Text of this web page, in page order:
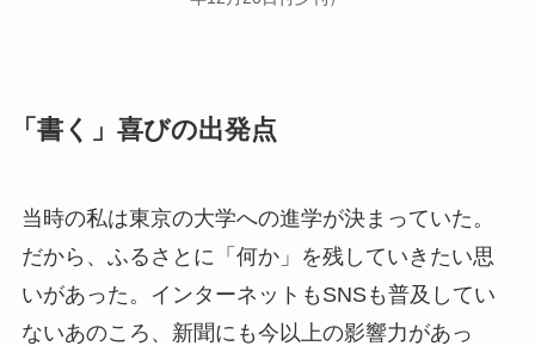
「書く」喜びの出発点
当時の私は東京の大学への進学が決まっていた。
だから、ふるさとに「何か」を残していきたい思
いがあった。インターネットもSNSも普及してい
ないあのころ、新聞にも今以上の影響力があっ